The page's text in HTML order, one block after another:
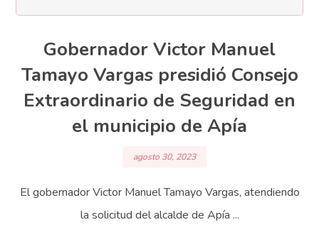
Gobernador Victor Manuel
Tamayo Vargas presidió Consejo
Extraordinario de Seguridad en
el municipio de Apía
agosto 30, 2023
El gobernador Victor Manuel Tamayo Vargas, atendiendo
la solicitud del alcalde de Apía ...